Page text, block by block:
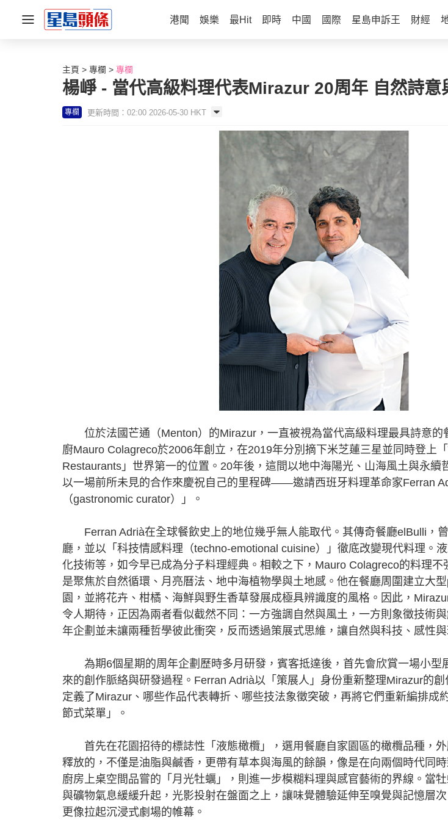
港聞 娛樂 最Hit 即時 中國 國際 星島申訴王 財經
主頁 專欄 專欄
楊崢 - 當代高級料理代表Mirazur 20周年 自然詩
專欄 更新時間：02:00 2026-05-30 HKT
位於法國芒通（Menton）的Mirazur，一直被視為當代高級料理最具詩意的
廚Mauro Colagreco於2006年創立，在2019年分別摘下米芝蓮三星並同時登上
Restaurants」世界第一的位置。20年後，這間以地中海陽光、山海風土與永續
以一場前所未見的合作來慶祝自己的里程碑——邀請西班牙料理革命家Ferran
（gastronomic curator）」。
Ferran Adrià在全球餐飲史上的地位幾乎無人能取代。其傳奇餐廳elBulli，
廳，並以「科技情感料理（techno-emotional cuisine）」徹底改變現代料理。
化技術等，如今早已成為分子料理經典。相較之下，Mauro Colagreco的料理不
是聚焦於自然循環、月亮曆法、地中海植物學與土地感。他在餐廳周圍建立大
園，並將花卉、柑橘、海鮮與野生香草發展成極具辨識度的風格。因此，
令人期待，正因為兩者看似截然不同：一方強調自然與風土，一方則象徵技術
年企劃並未讓兩種哲學彼此衝突，反而透過策展式思維，讓自然與科技、感性
為期6個星期的周年企劃歷時多月研發，賓客抵達後，首先會欣賞一場小型
來的創作脈絡與研發過程。Ferran Adrià以「策展人」身份重新整理Mirazur的
定義了Mirazur、哪些作品代表轉折、哪些技法象徵突破，再將它們重新編排成
節式菜單」。
首先在花園招待的標誌性「液態橄欖」，選用餐廳自家園區的橄欖品種，外
釋放的，不僅是油脂與鹹香，更帶有草本與海風的餘韻，像是在向兩個時代同
廚房上桌空間品嘗的「月光牡蠣」，則進一步模糊料理與感官藝術的界線。當
與礦物氣息緩緩升起，光影投射在盤面之上，讓味覺體驗延伸至嗅覺與記憶層
更像拉起沉浸式劇場的帷幕。